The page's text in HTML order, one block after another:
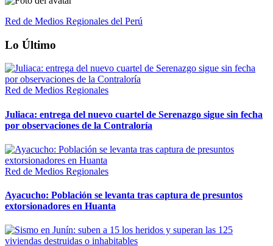
Red de Medios Regionales del Perú
Lo Último
Red de Medios Regionales
Juliaca: entrega del nuevo cuartel de Serenazgo sigue sin fecha
por observaciones de la Contraloría
Red de Medios Regionales
Ayacucho: Población se levanta tras captura de presuntos
extorsionadores en Huanta